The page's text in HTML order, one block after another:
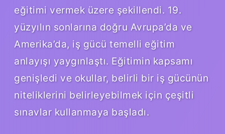
eğitimi vermek üzere şekillendi. 19.
yüzyılın sonlarına doğru Avrupa’da ve
Amerika’da, iş gücü temelli eğitim
anlayışı yaygınlaştı. Eğitimin kapsamı
genişledi ve okullar, belirli bir iş gücünün
niteliklerini belirleyebilmek için çeşitli
sınavlar kullanmaya başladı.